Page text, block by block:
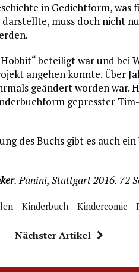
in Gedichtform, was
muss doch nicht
beteiligt war und bei
angehen konnte. Über
geändert worden war.
gepresster
des Buchs gibt es auch
. Panini, Stuttgart 2016. 72
Kinderbuch Kindercomic
Nächster Artikel